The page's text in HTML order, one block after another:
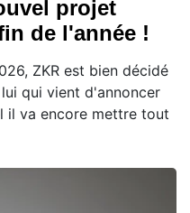
projet
de l'année !
ZKR est bien décidé
qui vient d'annoncer
il va encore mettre tout